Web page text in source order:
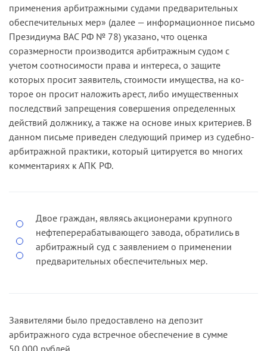
применения арбитражными судами предварительных
обеспечительных мер» (далее — информационное письмо
Президи­ума ВАС РФ № 78) указано, что оценка
соразмерности производится арбитражным судом с
учетом соотносимости права и интереса, о защите
которых просит заявитель, стоимости имущества, на ко­
торое он просит наложить арест, либо имущественных
последствий запрещения совершения определенных
действий должнику, а также на основе иных критериев. В
данном письме приведен следующий пример из судебно­-
арбитражной практики, который цитируется во многих
комментариях к АПК РФ.
Двое граждан, являясь акционерами крупного
нефтеперера­батывающего завода, обратились в
арбитражный суд с заявлением о применении
предварительных обеспечительных мер.
Заявителями было предоставлено на депозит
арбитражного суда встречное обеспечение в сумме
50 000 рублей.